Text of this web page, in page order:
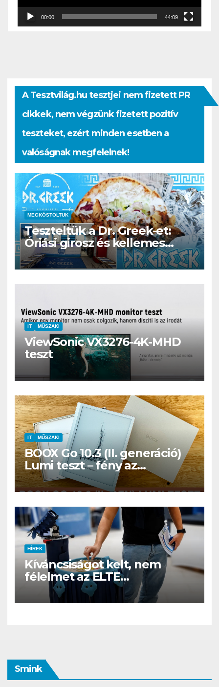
00:00 44:09
A Tesztvilág.hu tesztjei nem fizetett PR
cikkek, nem végzünk fizetett pozitív
teszteket, ezért minden esetben a
valóságnak megfelelnek!
MEGKÓSTOLTUK
Teszteltük a Dr. Greek-et:
Óriási girosz és kellemes
kerthelyiség Csepel szívében
IT MŰSZAKI
ViewSonic VX3276-4K-MHD
teszt
IT MŰSZAKI
BOOX Go 10.3 (II. generáció)
Lumi teszt – fény az
éjszakában, fél könyvtár a
családi csomagban
HÍREK
Kíváncsiságot kelt, nem
félelmet az ELTE
etológusainak felszolgáló
robotja
Smink